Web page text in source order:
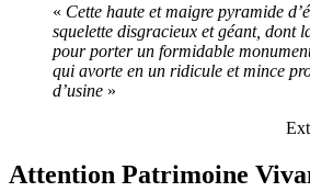
« Cette haute et maigre pyramide
squelette disgracieux et géant, dont
pour porter un formidable
qui avorte en un ridicule et mince
d’usine »
Attention Patrimoine